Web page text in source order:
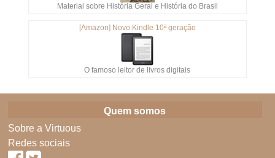
Material sobre História Geral e História do Brasil
[Amazon] Novo Kindle 10ª geração
O famoso leitor de livros digitais
Quem somos
Sobre a Virtuous
Redes sociais